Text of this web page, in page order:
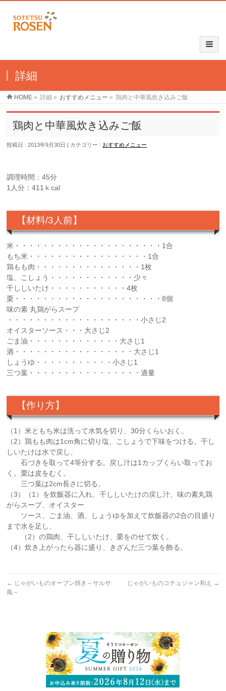
詳細
HOME » 詳細 » おすすめメニュー » 鶏肉と中華風炊き込みご飯
鶏肉と中華風炊き込みご飯
投稿日 : 2013年9月30日 カテゴリー : おすすめメニュー
調理時間：45分
1人分：411ｋcal
【材料/3人前】
米・・・・・・・・・・・・・・・・・・・・・1合
もち米・・・・・・・・・・・・・・・・・1合
鶏もも肉・・・・・・・・・・・・・・・1枚
塩、こしょう・・・・・・・・・・・・少々
干ししいたけ・・・・・・・・・・・4枚
栗・・・・・・・・・・・・・・・・・・・・・8個
味の素 丸鶏がらスープ
・・・・・・・・・・・・・・・・・・・小さじ2
オイスターソース・・・大さじ2
ごま油・・・・・・・・・・・・・大さじ1
酒・・・・・・・・・・・・・・・・・大さじ1
しょうゆ・・・・・・・・・・・小さじ1
三つ葉・・・・・・・・・・・・・・・・適量
【作り方】
（1）米ともち米は洗って水気を切り、30分くらいおく。
（2）鶏もも肉は1cm角に切り塩、こしょうで下味をつける。干し
しいたけは水で戻し、
石づきを取って4等分する。戻し汁は1カップくらい取ってお
く。栗は皮をむく。
三つ葉は2cm長さに切る。
（3）（1）を炊飯器に入れ、干ししいたけの戻し汁、味の素丸鶏
がらスープ、オイスター
ソース、ごま油、酒、しょうゆを加えて炊飯器の2合の目盛り
まで水を足し、
（2）の鶏肉、干ししいたけ、栗をのせて炊く。
（4）炊き上がったら器に盛り、きざんだ三つ葉を飾る。
← じゃがいものオーブン焼き～サルサ
風～
じゃがいものコチュジャン和え →